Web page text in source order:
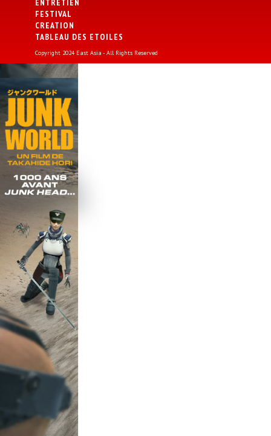
ENTRETIEN
FESTIVAL
CREATION
TABLEAU DES ETOILES
Copyright 2024 East Asia - All Rights Reserved